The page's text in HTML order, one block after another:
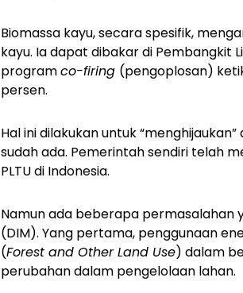
Biomassa kayu, secara spesifik,
kayu. Ia dapat dibakar di Pembangkit
programco-firing (pengoplosan)
persen.
Hal ini dilakukan untuk
sudah ada. Pemerintah sendiri telah
PLTU di Indonesia.
Namun ada beberapa permasalahan
(DIM). Yang pertama, penggunaan
(Forest and Other Land Use) dalam
perubahan dalam pengelolaan lahan.